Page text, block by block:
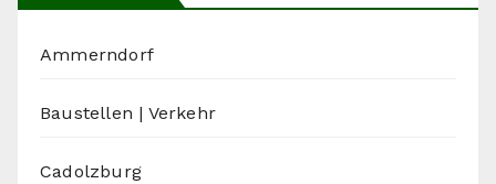
Ammerndorf
Baustellen | Verkehr
Cadolzburg